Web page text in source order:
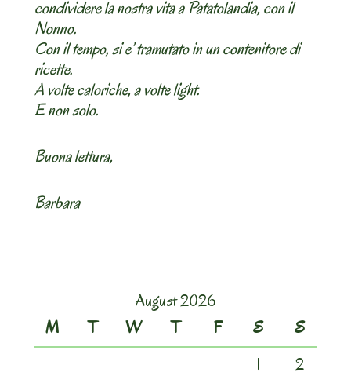
condividere la nostra vita a Patatolandia, con il
Nonno.
Con il tempo, si e’ tramutato in un contenitore di
ricette.
A volte caloriche, a volte light.
E non solo.
Buona lettura,
Barbara
August 2026
M
T W T F S
S
1
2